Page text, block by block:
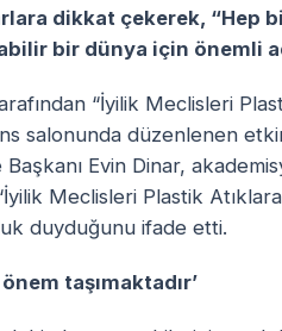
dikkat çekerek, “Hep
bir dünya için önemli
“İyilik Meclisleri
salonunda düzenlenen
Başkanı Evin Dinar,
Meclisleri Plastik Atıklara
duyduğunu ifade etti.
önem taşımaktadır’